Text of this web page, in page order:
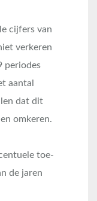
cijfers van
verkeren
periodes
aantal
dat dit
omkeren.
toe-
de jaren